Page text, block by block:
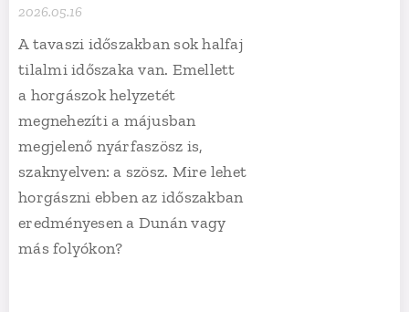
2026.05.16
A tavaszi időszakban sok halfaj
tilalmi időszaka van. Emellett
a horgászok helyzetét
megnehezíti a májusban
megjelenő nyárfaszösz is,
szaknyelven: a szösz. Mire lehet
horgászni ebben az időszakban
eredményesen a Dunán vagy
más folyókon?